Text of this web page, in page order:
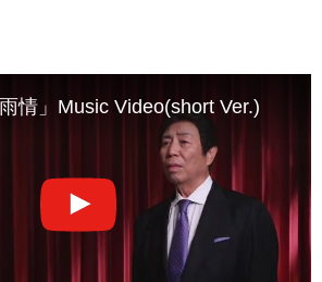
情」Music Video(short Ver.)